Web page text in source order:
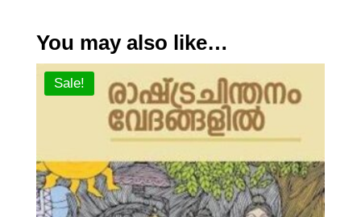
You may also like…
Sale!